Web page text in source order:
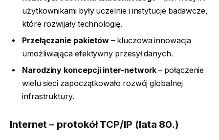
użytkownikami były uczelnie i instytucje badawcze,
które rozwijały technologię.
Przełączanie pakietów – kluczowa innowacja
umożliwiająca efektywny przesył danych.
Narodziny koncepcji inter-network – połączenie
wielu sieci zapoczątkowało rozwój globalnej
infrastruktury.
Internet – protokół TCP/IP (lata 80.)